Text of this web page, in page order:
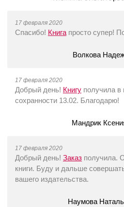
17 февраля 2020
Спасибо! Книга просто супер!
Волкова
17 февраля 2020
Добрый день! Книгу получила в
сохранности 13.02. Благодарю!
Мандрик
17 февраля 2020
Добрый день! Заказ получила.
книги. Буду и дальше
вашего издательства.
Наумова